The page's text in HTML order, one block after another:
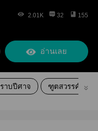
2.01K 32 155
อ่านเลย
าบปีศาจ ฑูตสวรรค์